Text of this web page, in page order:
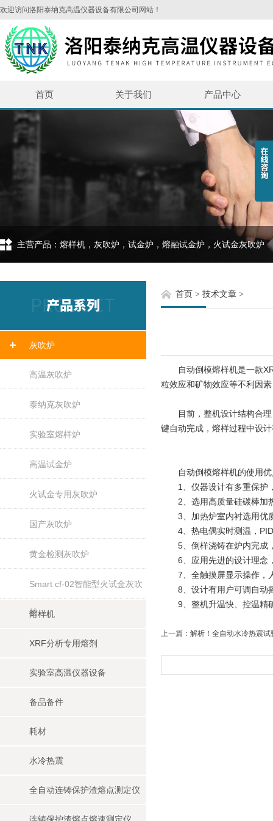
欢迎访问洛阳泰纳克高温仪器设备有限公司网站！
首页 关于我们 产品中心
主营产品：熔样机，灰吹炉，试金炉，熔融试金炉，火试金灰吹炉
灰吹炉
高温灰吹炉
泰纳克灰吹炉
实验室熔样炉
高温试金炉
火试金专用灰吹炉
国产灰吹炉
黄金检测灰吹炉
Smart cf-02智能型火试金灰吹
炉
熔样机
XRF分析专用熔剂
实验室高温仪器设备
备品备件
耗材
水冷热震
全自动连铸保护渣熔点测定仪
首页 > 技术文章 >
自动倒模熔样机是一款
粒效应和矿物效应等不利因
目前，整机设计结构合理
键自动完成，熔样过程中设
自动倒模熔样机的使用优
1、仪器设计有多重保护
2、选用高质量硅碳棒加
3、加热炉室内衬选用优质
4、热电偶实时测温，PID
5、倒样浇铸在炉内完成，
6、应用先进的设计理念，
7、全触摸屏显示操作，人
8、设计有用户可调自动摇
9、整机升温快、控温精确
上一篇： 解析！全自动水冷热震